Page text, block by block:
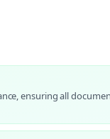
ensuring all